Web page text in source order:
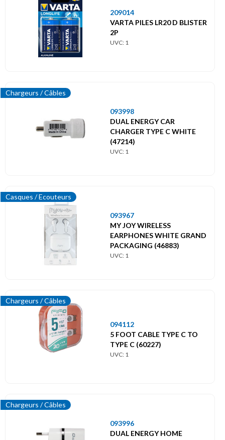
209014
VARTA PILES LR20 D BLISTER
2P
UVC: 1
Chargeurs / Câbles
093998
DUAL ENERGY CAR
CHARGER TYPE C WHITE
(47214)
UVC: 1
Casques / Ecouteurs
093967
MY JOY WIRELESS
EARPHONES WHITE GRAND
PACKAGING (46883)
UVC: 1
Chargeurs / Câbles
094112
5 FOOT CABLE TYPE C TO
TYPE C (60227)
UVC: 1
Chargeurs / Câbles
093996
DUAL ENERGY HOME